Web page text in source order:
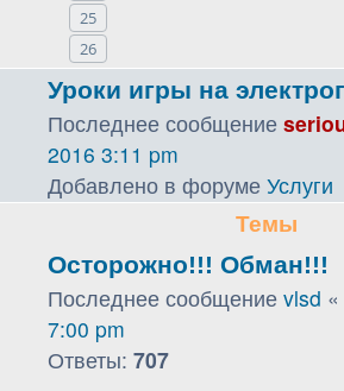
25
26
Уроки игры на
Последнее сообщение
2016 3:11 pm
Добавлено в форуме Услуги
Темы
Осторожно!!! Обман!!!
Последнее сообщение vlsd «
7:00 pm
Ответы: 707